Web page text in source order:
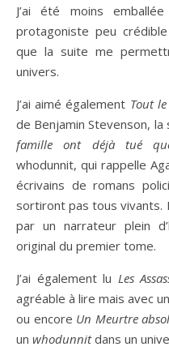
J’ai été moins
protagoniste peu
que la suite me
univers.
J’ai aimé également Tout
de Benjamin Stevenson, la
famille ont déjà tué
whodunnit, qui rappelle
écrivains de romans
sortiront pas tous vivants.
par un narrateur plein
original du premier tome.
J’ai également lu Les
agréable à lire mais avec
ou encore Un Meurtre
un whodunnitdans un